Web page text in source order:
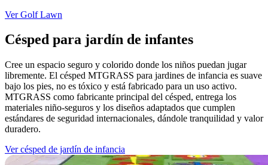
Ver Golf Lawn
Césped para jardín de infantes
Cree un espacio seguro y colorido donde los niños puedan jugar
libremente. El césped MTGRASS para jardines de infancia es suave
bajo los pies, no es tóxico y está fabricado para un uso activo.
MTGRASS como fabricante principal del césped, entrega los
materiales niño-seguros y los diseños adaptados que cumplen
estándares de seguridad internacionales, dándole tranquilidad y valor
duradero.
Ver césped de jardín de infancia